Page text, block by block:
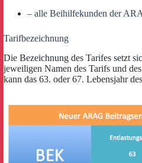
– alle Beihilfekunden der
Tarifbezeichnung
Die Bezeichnung des Tarifes setzt
jeweiligen Namen des Tarifs und
kann das 63. oder 67. Lebensjahr